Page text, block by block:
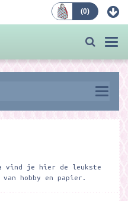
(0)
vind je hier de leukste
hobby en papier.